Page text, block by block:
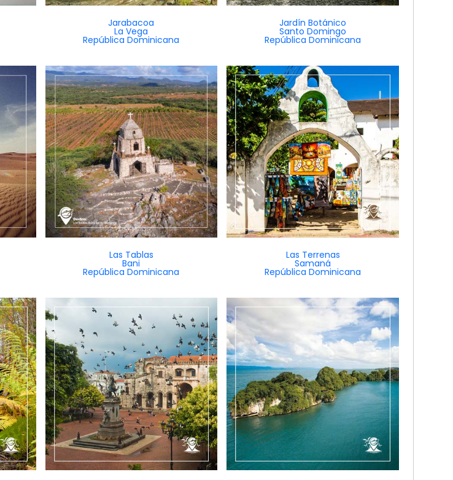
Jarabacoa
La Vega
República Dominicana
Jardín Botánico
Santo Domingo
República Dominicana
Las Tablas
Bani
República Dominicana
Las Terrenas
Samaná
República Dominicana